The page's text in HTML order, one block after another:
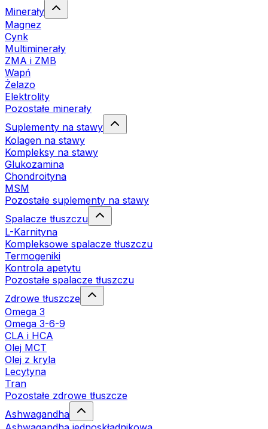
Minerały
Magnez
Cynk
Multiminerały
ZMA i ZMB
Wapń
Żelazo
Elektrolity
Pozostałe minerały
Suplementy na stawy
Kolagen na stawy
Kompleksy na stawy
Glukozamina
Chondroityna
MSM
Pozostałe suplementy na stawy
Spalacze tłuszczu
L-Karnityna
Kompleksowe spalacze tłuszczu
Termogeniki
Kontrola apetytu
Pozostałe spalacze tłuszczu
Zdrowe tłuszcze
Omega 3
Omega 3-6-9
CLA i HCA
Olej MCT
Olej z kryla
Lecytyna
Tran
Pozostałe zdrowe tłuszcze
Ashwagandha